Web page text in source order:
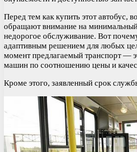
Перед тем как купить этот автобус,
обращают внимание на
недорогое обслуживание. Вот
адаптивным решением для любых
момент предлагаемый транспорт —
машин по соотношению цены и
Кроме этого, заявленный срок